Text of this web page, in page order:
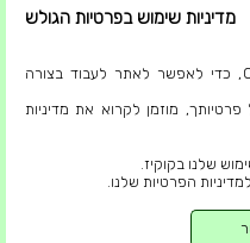
מדיניות שימוש בפרטיות הגולש
באתר זה אנו משתמשים בקבצי Cookies, כדי לאפשר לאתר לעבוד בצורה
מוזמן לקרוא את מדיניות
שלנו בקוקיז.
הפרטיות שלנו.